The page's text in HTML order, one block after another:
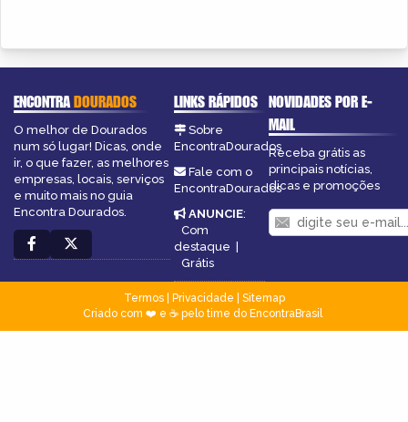
ENCONTRADOURADOS
O melhor de Dourados
num só lugar! Dicas, onde
ir, o que fazer, as melhores
empresas, locais, serviços
e muito mais no guia
Encontra Dourados.
LINKS RÁPIDOS
Sobre
EncontraDourados
Fale com o
EncontraDourados
ANUNCIE:
Com
destaque |
Grátis
NOVIDADES POR E-
MAIL
Receba grátis as
principais notícias,
dicas e promoções
Termos| Privacidade
Sitemap
Criado com ❤️ e ☕ pelo time do EncontraBrasil